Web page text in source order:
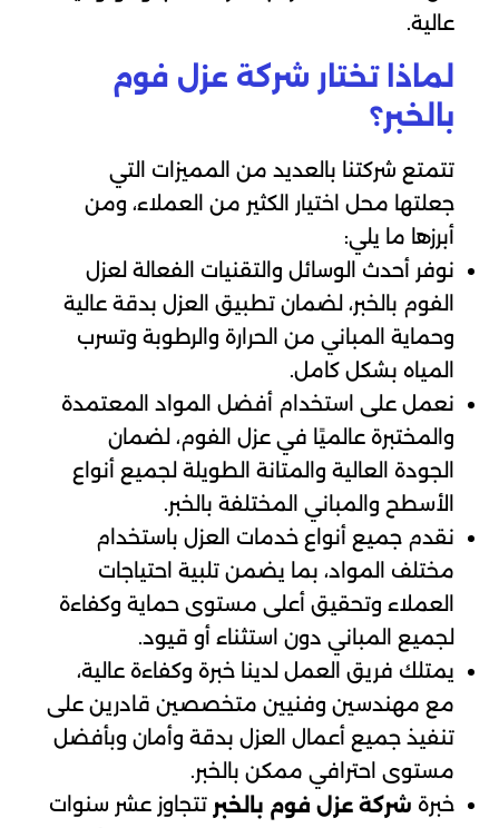
عالية.
لماذا تختار شركة عزل فوم
بالخبر؟
تتمتع شركتنا بالعديد من المميزات التي
جعلتها محل اختيار الكثير من العملاء، ومن
أبرزها ما يلي:
نوفر أحدث الوسائل والتقنيات الفعالة لعزل
الفوم بالخبر، لضمان تطبيق العزل بدقة عالية
وحماية المباني من الحرارة والرطوبة وتسرب
المياه بشكل كامل.
نعمل على استخدام أفضل المواد المعتمدة
والمختبرة عالميًا في عزل الفوم، لضمان
الجودة العالية والمتانة الطويلة لجميع أنواع
الأسطح والمباني المختلفة بالخبر.
نقدم جميع أنواع خدمات العزل باستخدام
مختلف المواد، بما يضمن تلبية احتياجات
العملاء وتحقيق أعلى مستوى حماية وكفاءة
لجميع المباني دون استثناء أو قيود.
يمتلك فريق العمل لدينا خبرة وكفاءة عالية،
مع مهندسين وفنيين متخصصين قادرين على
تنفيذ جميع أعمال العزل بدقة وأمان وبأفضل
مستوى احترافي ممكن بالخبر.
خبرة شركة عزل فوم بالخبر تتجاوز عشر سنوات